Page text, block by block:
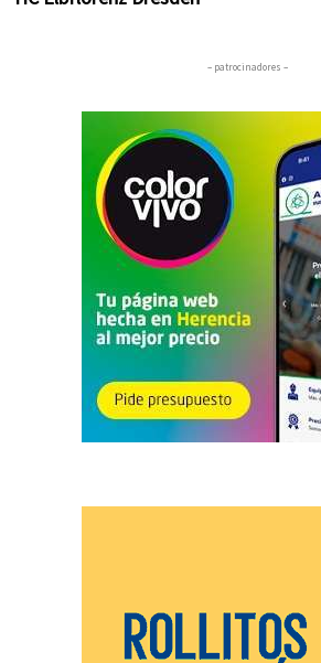
– patrocinadores –